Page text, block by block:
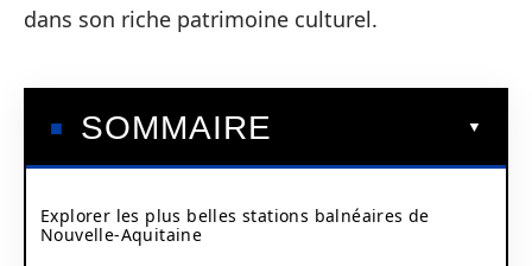
dans son riche patrimoine culturel.
SOMMAIRE
Explorer les plus belles stations balnéaires de
Nouvelle-Aquitaine